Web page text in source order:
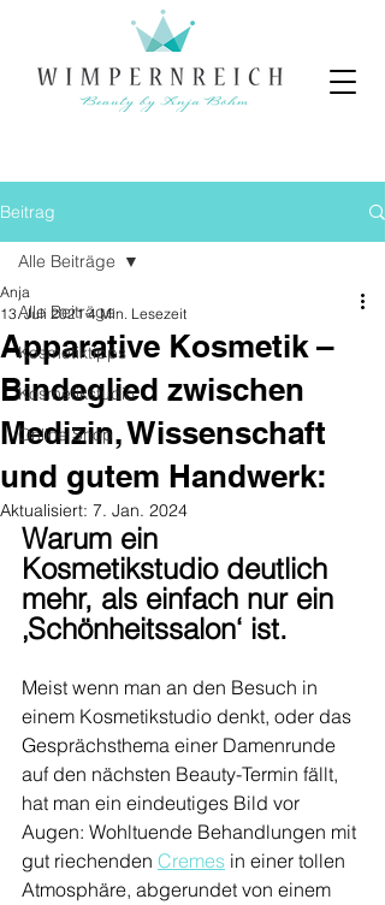
Beitrag
Alle Beiträge
Kosmetiktipps
Kosmetikstudio
Online Shop
Alle Beiträge
Apparative Kosmetik –
Bindeglied zwischen
Medizin, Wissenschaft
und gutem Handwerk:
Anja
13. Juli 2021 4 Min. Lesezeit
Aktualisiert: 7. Jan. 2024
Warum ein
Kosmetikstudio deutlich
mehr, als einfach nur ein
‚Schönheitssalon‘ ist.
Meist wenn man an den Besuch in
einem Kosmetikstudio denkt, oder das
Gesprächsthema einer Damenrunde
auf den nächsten Beauty-Termin fällt,
hat man ein eindeutiges Bild vor
Augen: Wohltuende Behandlungen mit
gut riechenden Cremes in einer tollen
Atmosphäre, abgerundet von einem